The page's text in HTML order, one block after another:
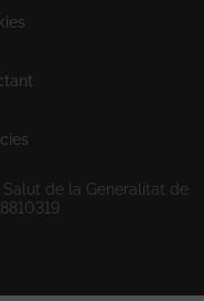
de la Generalitat de